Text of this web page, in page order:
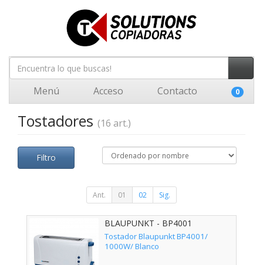
Menú Acceso Contacto 0
Tostadores (16 art.)
Filtro
Ant. 01 02 Sig.
BLAUPUNKT - BP4001
Tostador Blaupunkt BP4001/
1000W/ Blanco